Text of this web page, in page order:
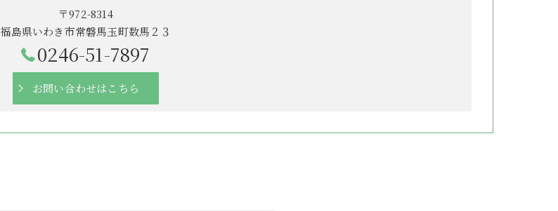
〒972-8314
福島県いわき市常磐馬玉町数馬２３
0246-51-7897
お問い合わせはこちら